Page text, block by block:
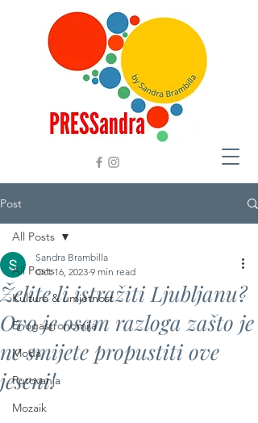
Post
All Posts
Kultura & umjetnost
Enogastronomija
Moda
Putovanja
Mozaik
All Posts
Želite li istražiti Ljubljanu?
Ovo je osam razloga zašto je
ne smijete propustiti ove
jeseni!
Sandra Brambilla
Oct 16, 2023 9 min read